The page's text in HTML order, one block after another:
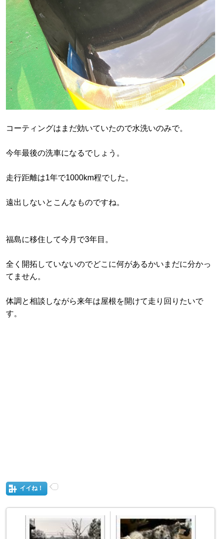
コーティングはまだ効いていたので水洗いのみで。
今年最後の洗車になるでしょう。
走行距離は1年で1000km程でした。
遠出しないとこんなものですね。
福島に移住して今月で3年目。
全く開拓していないのでどこに何があるかいまだに分かっ
てません。
体調と相談しながら来年は屋根を開けて走り回りたいで
す。
イイね！